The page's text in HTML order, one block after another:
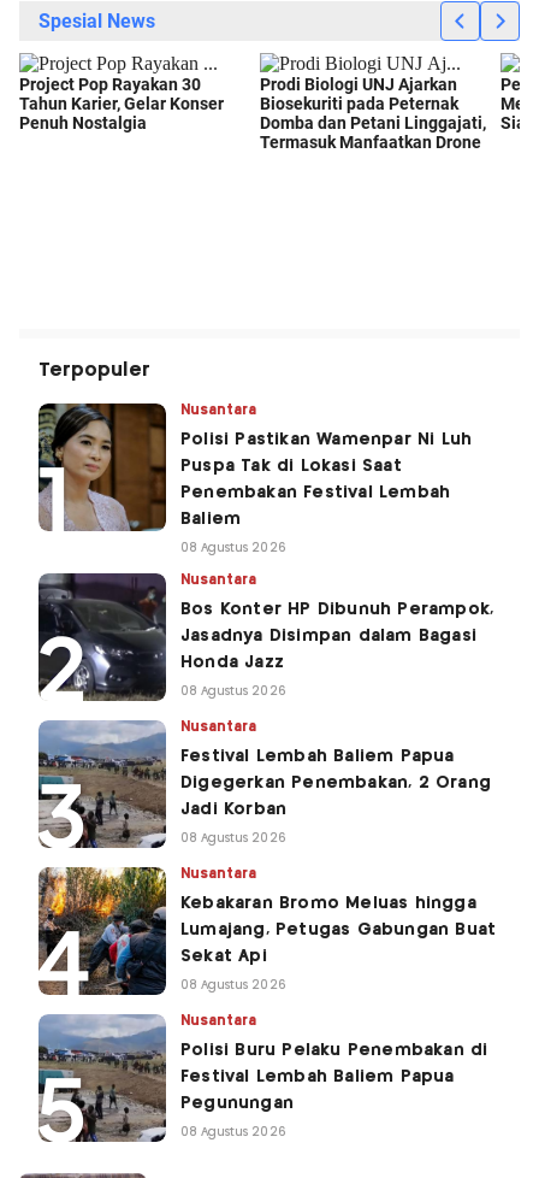
Terpopuler
Nusantara
Polisi Pastikan Wamenpar Ni Luh
Puspa Tak di Lokasi Saat
Penembakan Festival Lembah
Baliem
08 Agustus 2026
Nusantara
Bos Konter HP Dibunuh Perampok,
Jasadnya Disimpan dalam Bagasi
Honda Jazz
08 Agustus 2026
Nusantara
Festival Lembah Baliem Papua
Digegerkan Penembakan, 2 Orang
Jadi Korban
08 Agustus 2026
Nusantara
Kebakaran Bromo Meluas hingga
Lumajang, Petugas Gabungan Buat
Sekat Api
08 Agustus 2026
Nusantara
Polisi Buru Pelaku Penembakan di
Festival Lembah Baliem Papua
Pegunungan
08 Agustus 2026